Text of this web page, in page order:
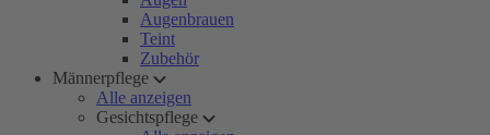
Augenbrauen
Teint
Zubehör
Männerpflege
Alle anzeigen
Gesichtspflege